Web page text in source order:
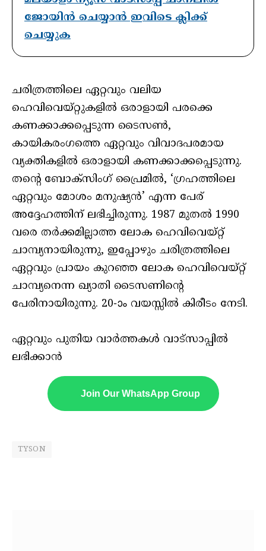
ജോയിൻ ചെയ്യാൻ ഇവിടെ ക്ലിക്ക്
ചെയ്യുക
ചരിത്രത്തിലെ ഏറ്റവും വലിയ
ഹെവിവെയ്റ്റുകളില്‍ ഒരാളായി പരക്കെ
കണക്കാക്കപ്പെടുന്ന ടൈസണ്‍,
കായികരംഗത്തെ ഏറ്റവും വിവാദപരമായ
വ്യക്തികളില്‍ ഒരാളായി കണക്കാക്കപ്പെടുന്നു.
തന്റെ ബോക്സിംഗ് പ്രൈമില്‍, ‘ഗ്രഹത്തിലെ
ഏറ്റവും മോശം മനുഷ്യന്‍’ എന്ന പേര്
അദ്ദേഹത്തിന് ലഭിച്ചിരുന്നു. 1987 മുതല്‍ 1990
വരെ തര്‍ക്കമില്ലാത്ത ലോക ഹെവിവെയ്റ്റ്
ചാമ്പ്യനായിരുന്നു, ഇപ്പോഴും ചരിത്രത്തിലെ
ഏറ്റവും പ്രായം കുറഞ്ഞ ലോക ഹെവിവെയ്റ്റ്
ചാമ്പ്യനെന്ന ഖ്യാതി ടൈസണിന്റെ
പേരിനായിരുന്നു. 20-ാം വയസ്സില്‍ കിരീടം നേടി.
ഏറ്റവും പുതിയ വാർത്തകൾ വാട്സാപ്പിൽ
ലഭിക്കാൻ
Join Our WhatsApp Group
TYSON